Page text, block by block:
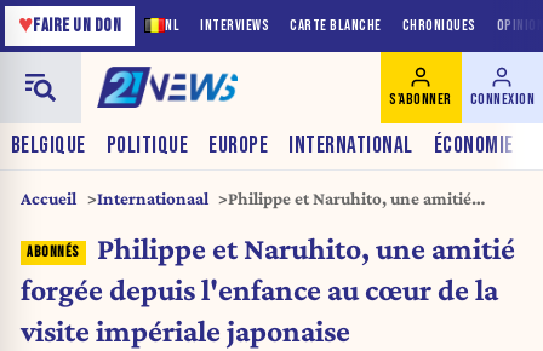
NL INTERVIEWS CARTE BLANCHE CHRONIQUES
♥FAIRE UN DON
BELGIQUE POLITIQUE EUROPE INTERNATIONAL ÉCONOMIE
S'ABONNER CONNEXION
Accueil Internationaal
Philippe et Naruhito, une amitié
visite impériale japonaise
Philippe et Naruhito, une amitié
forgée depuis l'enfance au cœur de la
visite impériale japonaise